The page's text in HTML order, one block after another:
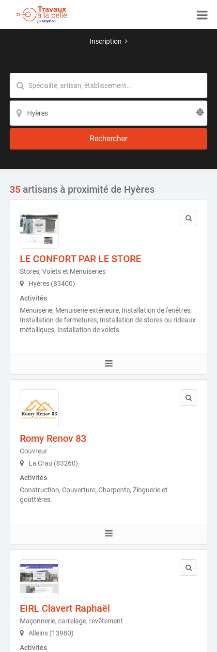
Inscription
Rechercher
35 artisans à proximité de Hyères
LE CONFORT PAR LE STORE
Stores, Volets et Menuiseries
Hyères (83400)
Activités
Menuiserie, Menuiserie extérieure, Installation de fenêtres,
Installation de fermetures, Installation de stores ou rideaux
métalliques, Installation de volets.
Romy Renov 83
Couvreur
La Crau (83260)
Activités
Construction, Couverture, Charpente, Zinguerie et
gouttières.
EIRL Clavert Raphaël
Maçonnerie, carrelage, revêtement
Alleins (13980)
Activités